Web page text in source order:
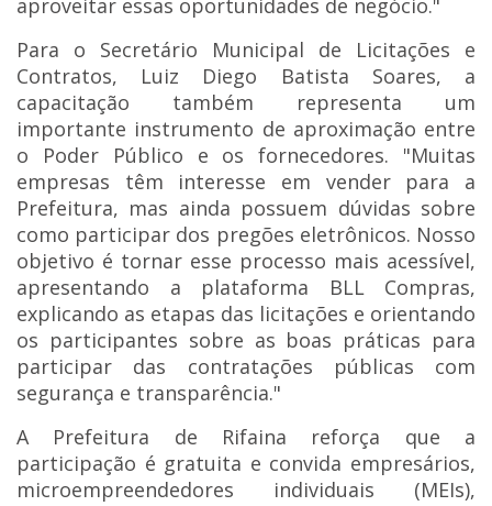
Para o Secretário Municipal de Licitações e
Contratos, Luiz Diego Batista Soares, a
capacitação também representa um
importante instrumento de aproximação entre
o Poder Público e os fornecedores. "Muitas
empresas têm interesse em vender para a
Prefeitura, mas ainda possuem dúvidas sobre
como participar dos pregões eletrônicos. Nosso
objetivo é tornar esse processo mais acessível,
apresentando a plataforma BLL Compras,
explicando as etapas das licitações e orientando
os participantes sobre as boas práticas para
participar das contratações públicas com
segurança e transparência."
A Prefeitura de Rifaina reforça que a
participação é gratuita e convida empresários,
microempreendedores individuais (MEIs),